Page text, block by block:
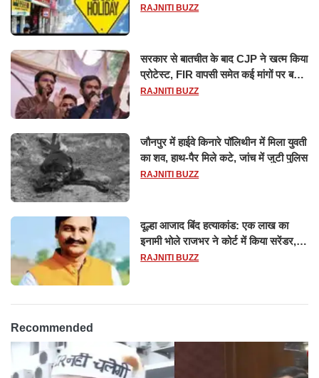
छुट्टियों की लिस्ट​​​​​​​
RAJNITI BUZZ
सरकार से बातचीत के बाद CJP ने खत्म किया
प्रोटेस्ट, FIR वापसी समेत कई मांगों पर बनी
सहमति
RAJNITI BUZZ
जौनपुर में हाईवे किनारे पॉलिथीन में मिला युवती
का शव, हाथ-पैर मिले कटे, जांच में जुटी पुलिस
RAJNITI BUZZ
दूल्हा आजाद बिंद हत्याकांड: एक लाख का
इनामी भोले राजभर ने कोर्ट में किया सरेंडर,
14 दिन के लिए भेजा गया जेल
RAJNITI BUZZ
Recommended